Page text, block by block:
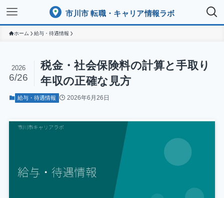
市川市 転職・キャリア情報ラボ
ホーム 給与・待遇情報
税金・社会保険料の計算と手取り
年収の正確な見方
2026
6/26
給与・待遇情報 2026年6月26日